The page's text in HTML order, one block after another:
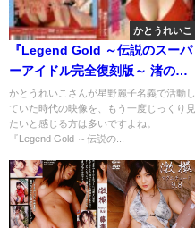
かとうれいこ
『Legend Gold ～伝説のスーパ
ーアイドル完全復刻版～ 渚のビ
ーナス かとうれいこ』を無料で
見る方法｜イメージビデオを安
全にフル視聴
かとうれいこさんが星野麗子名義で活動し
ていた時代の映像を、もう一度じっくり見
たいと感じる方は多いですよね。
『Legend Gold ～伝説の...